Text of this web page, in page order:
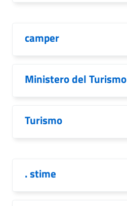
camper
Ministero del Turismo
Turismo
. stime